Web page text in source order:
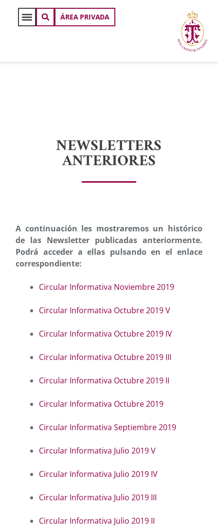
ÁREA PRIVADA
NEWSLETTERS
ANTERIORES
A continuación les mostraremos un histórico
de las Newsletter publicadas anteriormente.
Podrá acceder a ellas pulsando en el enlace
correspondiente:
Circular Informativa Noviembre 2019
Circular Informativa Octubre 2019 V
Circular Informativa Octubre 2019 IV
Circular Informativa Octubre 2019 III
Circular Informativa Octubre 2019 II
Circular Informativa Octubre 2019
Circular Informativa Septiembre 2019
Circular Informativa Julio 2019 V
Circular Informativa Julio 2019 IV
Circular Informativa Julio 2019 III
Circular Informativa Julio 2019 II